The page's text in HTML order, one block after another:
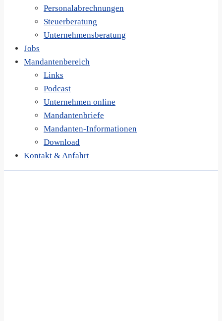
Personalabrechnungen
Steuerberatung
Unternehmensberatung
Jobs
Mandantenbereich
Links
Podcast
Unternehmen online
Mandantenbriefe
Mandanten-Informationen
Download
Kontakt & Anfahrt